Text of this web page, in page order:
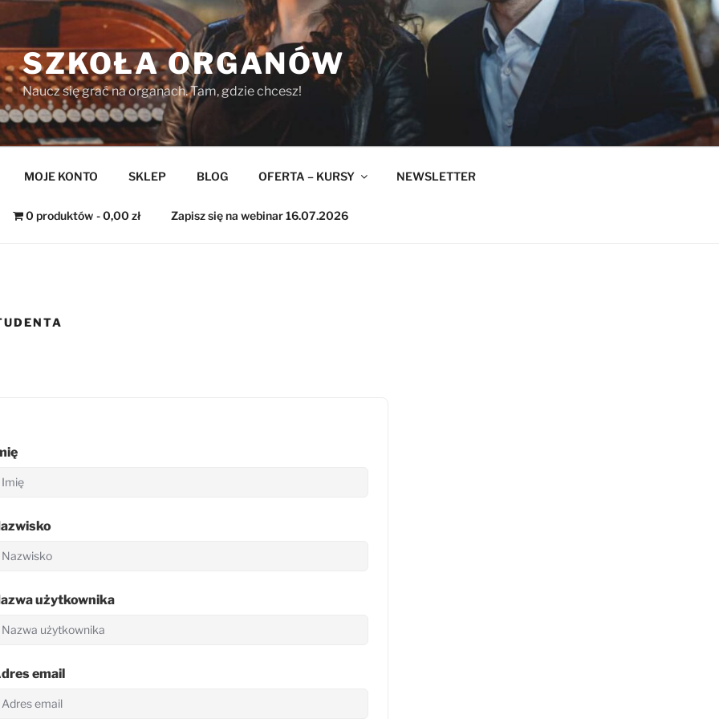
SZKOŁA ORGANÓW
Naucz się grać na organach. Tam, gdzie chcesz!
MOJE KONTO SKLEP BLOG OFERTA – KURSY NEWSLETTER
0 produktów 0,00 zł Zapisz się na webinar 16.07.2026
użytkownika
email